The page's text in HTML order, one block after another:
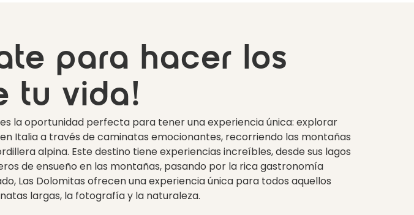
para hacer los
tu vida!
la oportunidad perfecta para tener una experiencia única: explorar
Italia a través de caminatas emocionantes, recorriendo las montañas
alpina. Este destino tiene experiencias increíbles, desde sus lagos
de ensueño en las montañas, pasando por la rica gastronomía
Las Dolomitas ofrecen una experiencia única para todos aquellos
largas, la fotografía y la naturaleza.